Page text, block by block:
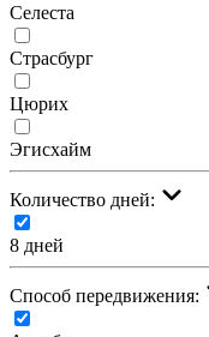
Селеста
Страсбург
Цюрих
Эгисхайм
Количество дней:
8 дней
Cпособ передвижения: